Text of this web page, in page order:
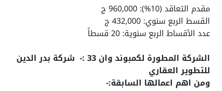
مقدم التعاقد (10%): 960,000 ج
القسط الربع سنوي: 432,000 ج
عدد الأقساط الربع سنوية: 20 قسطاً
الشركة المطورة لكمبوند وان 33 :- شركة بدر الدين
للتطوير العقاري
ومن اهم اعمالها السابقة:-